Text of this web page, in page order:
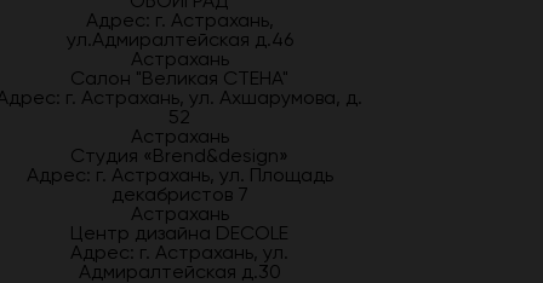
Адрес: г. Астрахань,
ул.Адмиралтейская д.46
Астрахань
Салон "Великая СТЕНА"
г. Астрахань, ул. Ахшарумова, д.
52
Астрахань
Студия «Brend&design»
Адрес: г. Астрахань, ул. Площадь
декабристов 7
Астрахань
Центр дизайна DECOLE
Адрес: г. Астрахань, ул.
Адмиралтейская д.30